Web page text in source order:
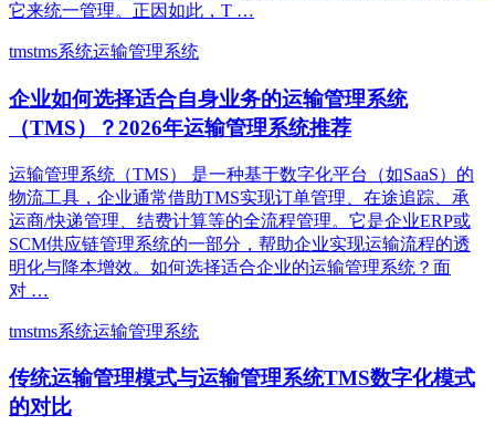
它来统一管理。正因如此，T …
tmstms系统运输管理系统
企业如何选择适合自身业务的运输管理系统
（TMS）？2026年运输管理系统推荐
运输管理系统（TMS） 是一种基于数字化平台（如SaaS）的
物流工具，企业通常借助TMS实现订单管理、在途追踪、承
运商/快递管理、结费计算等的全流程管理。它是企业ERP或
SCM供应链管理系统的一部分，帮助企业实现运输流程的透
明化与降本增效。如何选择适合企业的运输管理系统？面
对 …
tmstms系统运输管理系统
传统运输管理模式与运输管理系统TMS数字化模式
的对比